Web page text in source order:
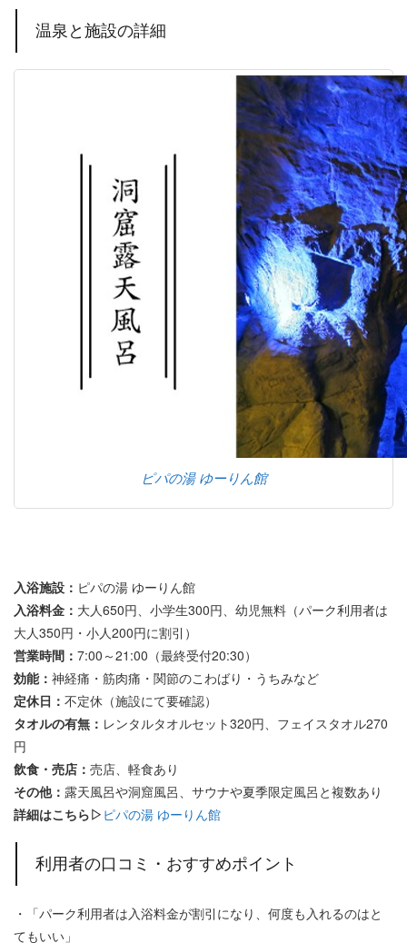
温泉と施設の詳細
ピパの湯 ゆーりん館
入浴施設： ピパの湯 ゆーりん館
入浴料金： 大人650円、小学生300円、幼児無料（パーク利用者は
大人350円・小人200円に割引）
営業時間： 7:00～21:00（最終受付20:30）
効能： 神経痛・筋肉痛・関節のこわばり・うちみなど
定休日： 不定休（施設にて要確認）
タオルの有無： レンタルタオルセット320円、フェイスタオル270
円
飲食・売店： 売店、軽食あり
その他： 露天風呂や洞窟風呂、サウナや夏季限定風呂と複数あり
詳細はこちら▷ ピパの湯 ゆーりん館
利用者の口コミ・おすすめポイント
・「パーク利用者は入浴料金が割引になり、何度も入れるのはと
てもいい」